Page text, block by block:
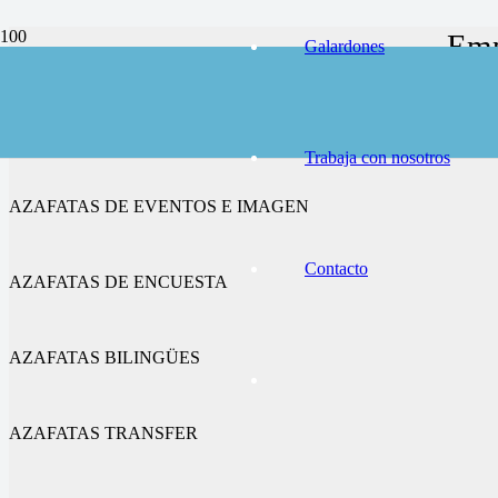
Galardones
Trabaja con nosotros
Contacto
AZAFATAS DE EVENTOS E IMAGEN
AZAFATAS DE ENCUESTA
AZAFATAS BILINGÜES
AZAFATAS TRANSFER